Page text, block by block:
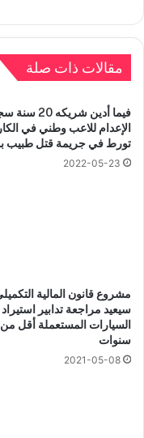
مقالات ذات صلة
فيما أدين شريكه
الإعدام للاعب وطني في
تورط في جريمة قتل طبيب
2022-05-23
مشروع قانون المالية
سيعيد مراجعة تدابير استيراد
سنوات
2021-05-08